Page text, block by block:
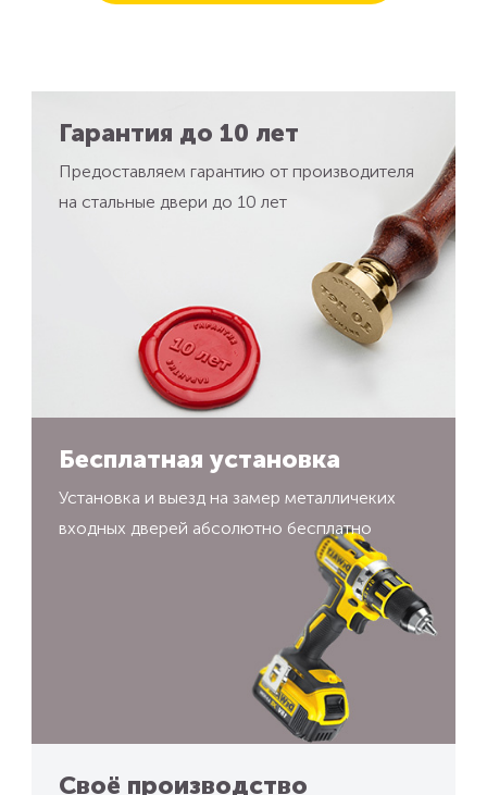
Гарантия до 10 лет
Предоставляем гарантию от производителя
на стальные двери до 10 лет
Бесплатная установка
Установка и выезд на замер металличеких
входных дверей абсолютно бесплатно
Своё производство